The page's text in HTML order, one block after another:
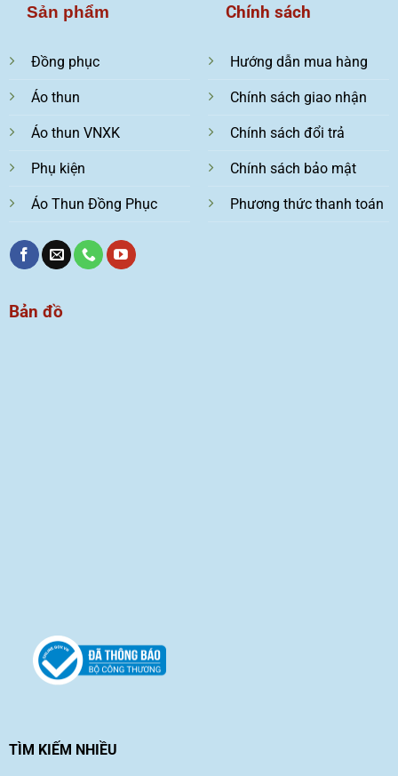
Sản phẩm
Đồng phục
Áo thun
Áo thun VNXK
Phụ kiện
Áo Thun Đồng Phục
Chính sách
Hướng dẫn mua hàng
Chính sách giao nhận
Chính sách đổi trả
Chính sách bảo mật
Phương thức thanh toán
Bản đồ
TÌM KIẾM NHIỀU